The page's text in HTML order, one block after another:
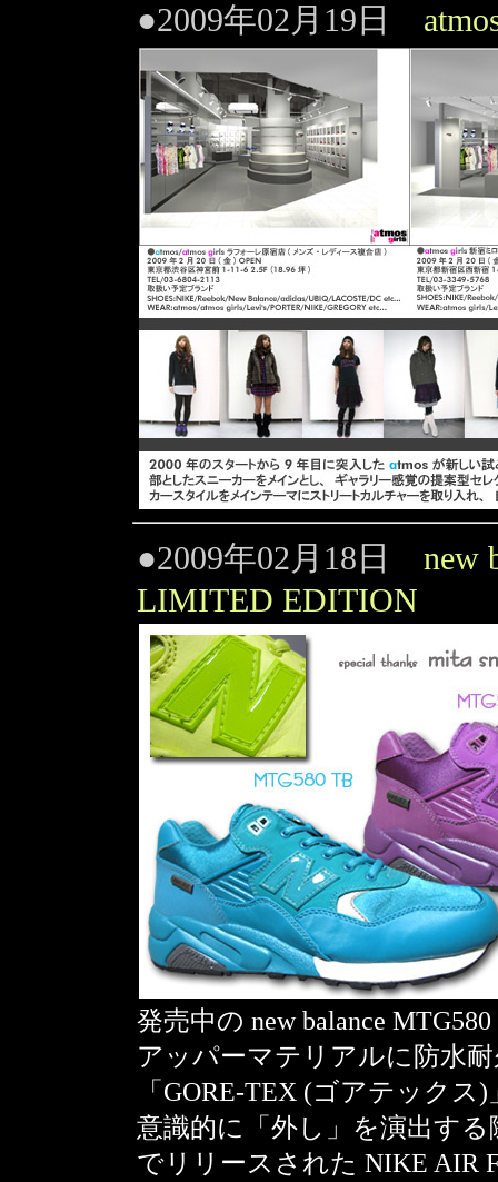
●2009年02月19日
●2009年02月18日
new
LIMITED EDITION
発売中の new balance
アッパーマテリアルに防水
「GORE-TEX (ゴアテック
意識的に「外し」を演出す
でリリースされた NIKE AIR